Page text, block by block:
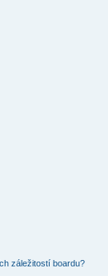
záležitostí boardu?